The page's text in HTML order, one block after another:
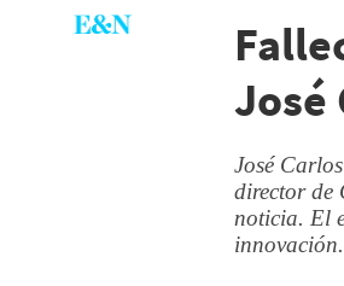
José
José
director de
noticia. El
innovación.